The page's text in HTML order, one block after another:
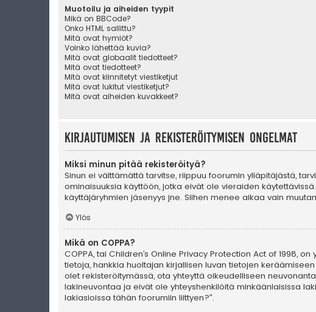
Muotoilu ja aiheiden tyypit
Mikä on BBCode?
Onko HTML sallittu?
Mitä ovat hymiöt?
Voinko lähettää kuvia?
Mitä ovat globaalit tiedotteet?
Mitä ovat tiedotteet?
Mitä ovat kiinnitetyt viestiketjut
Mitä ovat lukitut viestiketjut?
Mitä ovat aiheiden kuvakkeet?
Kirjautumisen ja rekisteröitymisen ongelmat
Miksi minun pitää rekisteröityä?
Sinun ei välttämättä tarvitse, riippuu foorumin ylläpitäjästä,
ominaisuuksia käyttöön, jotka eivät ole vieraiden
käyttäjäryhmien jäsenyys jne. Siihen menee aikaa vain
Ylös
Mikä on COPPA?
COPPA, tai Children’s Online Privacy Protection Act of 1998,
tietoja, hankkia huoltajan kirjallisen luvan tietojen
olet rekisteröitymässä, ota yhteyttä oikeudelliseen
lakineuvontaa ja eivät ole yhteyshenkilöitä minkäänlaisissa
lakiasioissa tähän foorumiin liittyen?”.